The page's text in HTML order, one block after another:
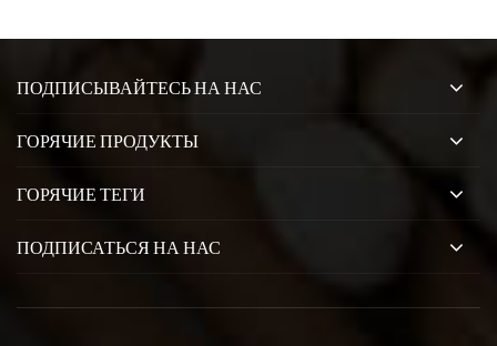
ПОДПИСЫВАЙТЕСЬ НА НАС
ГОРЯЧИЕ ПРОДУКТЫ
ГОРЯЧИЕ ТЕГИ
ПОДПИСАТЬСЯ НА НАС